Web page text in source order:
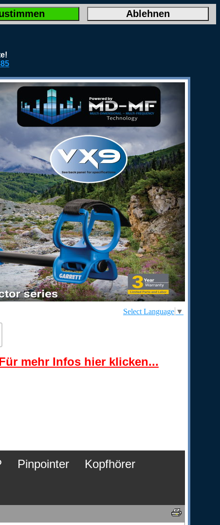
Ablehnen
Select Language ▼
mehr Infos hier klicken...
Pinpointer Kopfhörer